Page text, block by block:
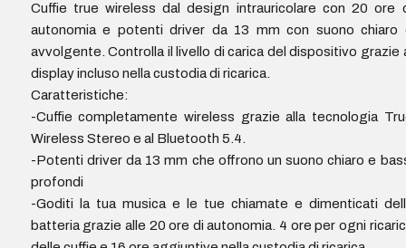
Cuffie true wireless dal design intrauricolare con 20 ore
autonomia e potenti driver da 13 mm con suono chiaro
avvolgente. Controlla il livello di carica del dispositivo grazie
display incluso nella custodia di ricarica.
Caratteristiche:
-Cuffie completamente wireless grazie alla tecnologia
Wireless Stereo e al Bluetooth 5.4.
-Potenti driver da 13 mm che offrono un suono chiaro e
profondi
-Goditi la tua musica e le tue chiamate e dimenticati
batteria grazie alle 20 ore di autonomia. 4 ore per ogni